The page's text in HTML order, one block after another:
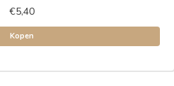
€5,40
Kopen